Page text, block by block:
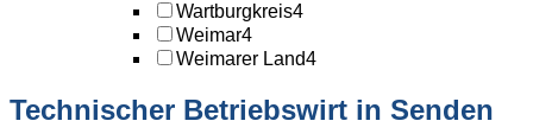
Wartburgkreis4
Weimar4
Weimarer Land4
Technischer Betriebswirt in Senden